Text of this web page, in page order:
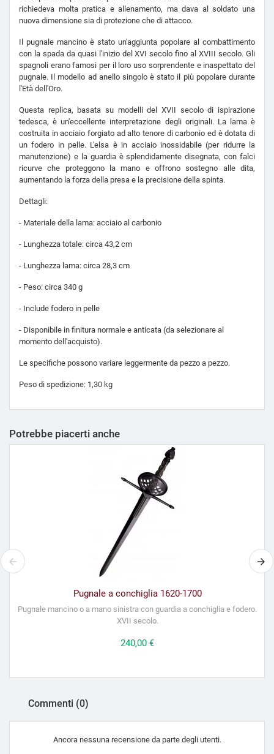
richiedeva molta pratica e allenamento, ma dava al soldato una
nuova dimensione sia di protezione che di attacco.
Il pugnale mancino è stato un'aggiunta popolare al combattimento
con la spada da quasi l'inizio del XVI secolo fino al XVIII secolo. Gli
spagnoli erano famosi per il loro uso sorprendente e inaspettato del
pugnale. Il modello ad anello singolo è stato il più popolare durante
l'Età dell'Oro.
Questa replica, basata su modelli del XVII secolo di ispirazione
tedesca, è un'eccellente interpretazione degli originali. La lama è
costruita in acciaio forgiato ad alto tenore di carbonio ed è dotata di
un fodero in pelle. L'elsa è in acciaio inossidabile (per ridurre la
manutenzione) e la guardia è splendidamente disegnata, con falci
ricurve che proteggono la mano e offrono sostegno alle dita,
aumentando la forza della presa e la precisione della spinta.
Dettagli:
- Materiale della lama: acciaio al carbonio
- Lunghezza totale: circa 43,2 cm
- Lunghezza lama: circa 28,3 cm
- Peso: circa 340 g
- Include fodero in pelle
- Disponibile in finitura normale e anticata (da selezionare al
momento dell'acquisto).
Le specifiche possono variare leggermente da pezzo a pezzo.
Peso di spedizione: 1,30 kg
Potrebbe piacerti anche
Pugnale a conchiglia 1620-1700
Pugnale mancino o a mano sinistra con guardia a conchiglia e fodero.
XVII secolo.
Prezzo
240,00 €
Commenti (0)
Ancora nessuna recensione da parte degli utenti.